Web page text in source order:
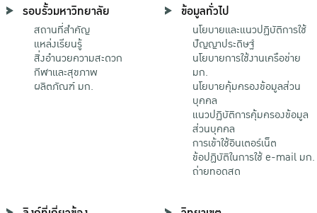
รอบรั้วมหาวิทยาลัย
สถานที่สำคัญ
แหล่งเรียนรู้
สิ่งอำนวยความสะดวก
กีฬาและสุขภาพ
ผลิตภัณฑ์ มก.
ข้อมูลทั่วไป
นโยบายและแนวปฏิบัติการใช้
ปัญญาประดิษฐ์
นโยบายการใช้งานเครือข่าย
มก.
นโยบายคุ้มครองข้อมูลส่วน
บุคคล
แนวปฏิบัติการคุ้มครองข้อมูล
ส่วนบุคคล
การเข้าใช้อินเตอร์เน็ต
ข้อปฏิบัติในการใช้ e-mail มก.
ถ่ายทอดสด